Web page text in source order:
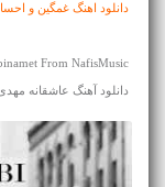
دانلود اهنگ غمگین و
From NafisMusic
دانلود آهنگ عاشقانه مهدی دارابی دیگه